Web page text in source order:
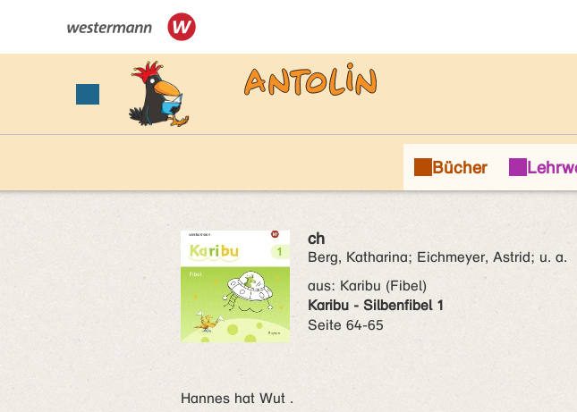
ch
Berg, Katharina; Eichmeyer, Astrid; u. a.
aus: Karibu (Fibel)
Karibu - Silbenfibel 1
Seite 64-65
Hannes hat Wut .